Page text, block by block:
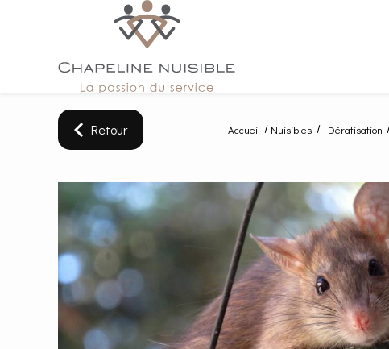
Accueil Nuisibles Dératisation
Retour
Panneau de gestion des cookies